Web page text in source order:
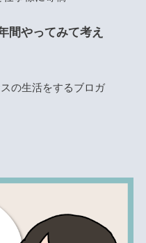
間やってみて考え
の生活をするブロガ